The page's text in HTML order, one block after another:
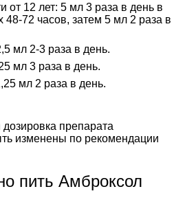
от 12 лет: 5 мл 3 раза в день в
48-72 часов, затем 5 мл 2 раза в
мл 2-3 раза в день.
мл 3 раза в день.
мл 2 раза в день.
препарата
изменены по рекомендации
пить Амброксол